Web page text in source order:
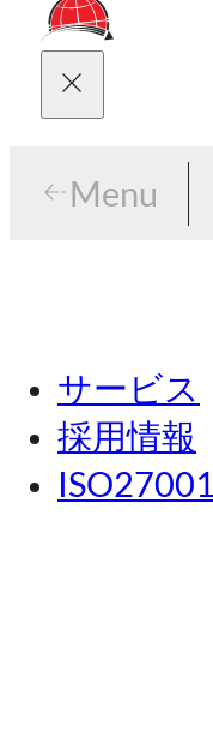
Menu
東京
名古屋
関西
Menu
サービス
採用情報
ISO27001